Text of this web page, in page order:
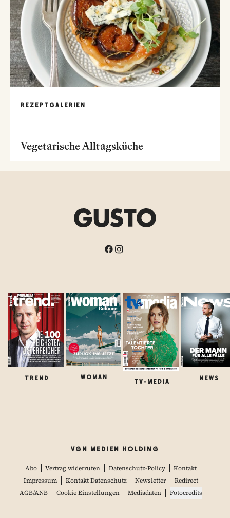
REZEPTGALERIEN
Vegetarische Alltagsküche
TREND WOMAN
TV-MEDIA
NEWS
VGN MEDIEN HOLDING
Abo Vertrag widerrufen Datenschutz-Policy
Kontakt
Impressum
Kontakt Datenschutz Newsletter
Redirect
AGB/ANB
Cookie Einstellungen Mediadaten Fotocredits